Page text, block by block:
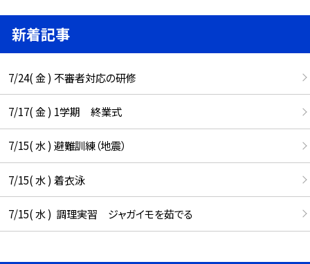
新着記事
7/24( 金 ) 不審者対応の研修
7/17( 金 ) 1学期 終業式
7/15( 水 ) 避難訓練（地震）
7/15( 水 ) 着衣泳
7/15( 水 ) 調理実習 ジャガイモを茹でる